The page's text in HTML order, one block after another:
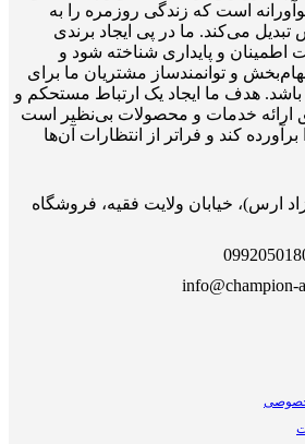
نوآورانه است که زندگی روزمره را به
می‌کند. ما در پی ایجاد برندی
اطمینان و پایداری شناخته شود و
و توانمندساز مشتریان ما برای
باشد. هدف ما ایجاد یک ارتباط مستحکم و
ارائه خدمات و محصولات بی‌نظیر است
کند و فراتر از انتظارات آن‌ها
ارس)، خیابان ولایت فقیه، فروشگاه